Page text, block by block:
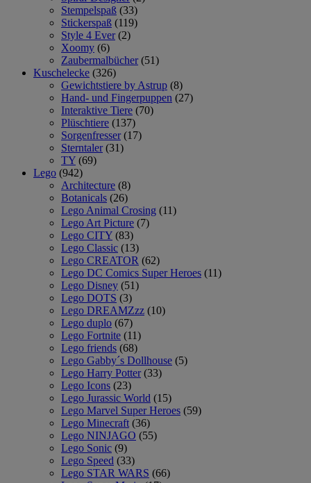
Stempelspaß (33)
Stickerspaß (119)
Style 4 Ever (2)
Xoomy (6)
Zaubermalbücher (51)
Kuschelecke (326)
Gewichtstiere by Astrup (8)
Hand- und Fingerpuppen (27)
Interaktive Tiere (70)
Plüschtiere (137)
Sorgenfresser (17)
Sterntaler (31)
TY (69)
Lego (942)
Architecture (8)
Botanicals (26)
Lego Animal Crosing (11)
Lego Art Picture (7)
Lego CITY (83)
Lego Classic (13)
Lego CREATOR (62)
Lego DC Comics Super Heroes (11)
Lego Disney (51)
Lego DOTS (3)
Lego DREAMZzz (10)
Lego duplo (67)
Lego Fortnite (11)
Lego friends (68)
Lego Gabby´s Dollhouse (5)
Lego Harry Potter (33)
Lego Icons (23)
Lego Jurassic World (15)
Lego Marvel Super Heroes (59)
Lego Minecraft (36)
Lego NINJAGO (55)
Lego Sonic (9)
Lego Speed (33)
Lego STAR WARS (66)